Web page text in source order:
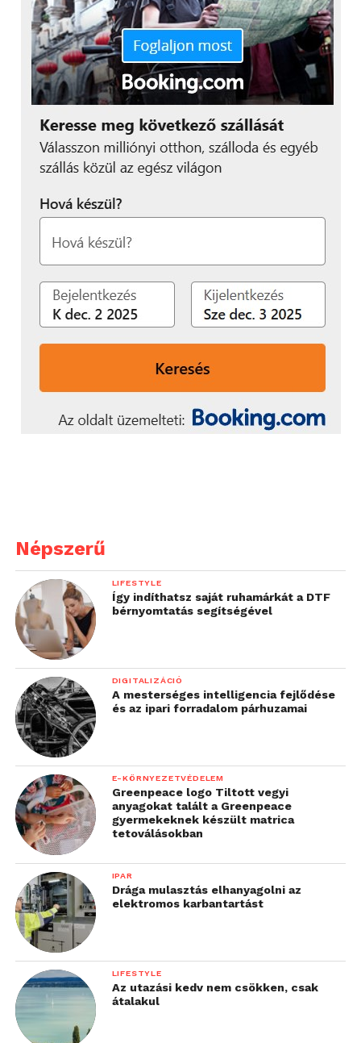
Népszerű
LIFESTYLE
Így indíthatsz saját ruhamárkát a DTF
bérnyomtatás segítségével
DIGITALIZÁCIÓ
A mesterséges intelligencia fejlődése
és az ipari forradalom párhuzamai
E-KÖRNYEZETVÉDELEM
Greenpeace logo Tiltott vegyi
anyagokat talált a Greenpeace
gyermekeknek készült matrica
tetoválásokban
IPAR
Drága mulasztás elhanyagolni az
elektromos karbantartást
LIFESTYLE
Az utazási kedv nem csökken, csak
átalakul